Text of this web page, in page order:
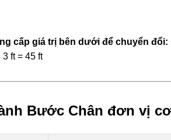
cấp giá trị bên dưới để chuyển đổi:
3 ft = 45 ft
Bước Chân đơn vị